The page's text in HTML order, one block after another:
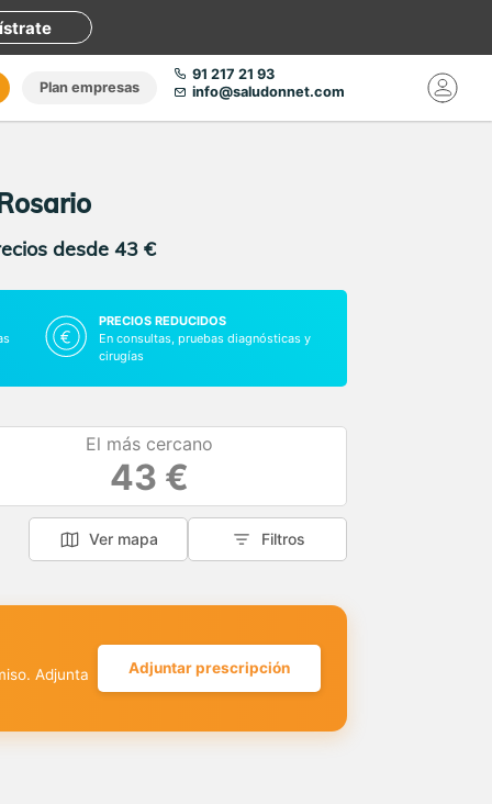
Plan empresas
91 217 21 93
info@saludonnet.com
desde 43 €
PRECIOS REDUCIDOS
En consultas, pruebas diagnósticas y
cirugías
El más cercano
43 €
Ver mapa Filtros
Adjunta Adjuntar prescripción